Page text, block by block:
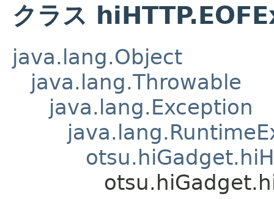
クラス
java.lang.Object
java.lang.Throwable
java.lang.Exception